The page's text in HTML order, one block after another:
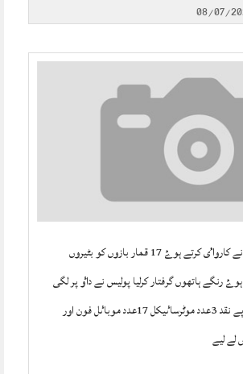
08/07/
چک بیلی خان پولیس نے کارواٸ کرتے ہوۓ 17 قمار بازوں کو بٹیروں
رنگے ہاتھوں گرفتار کرلیا پولیس نے داٶ پر لگی
ایک لاکھ پانچ ہزار روپے نقد 3عدد موٹرساٸیکل 17عدد موباٸل فون اور